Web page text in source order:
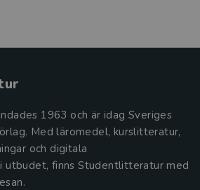
1963 och är idag Sveriges
Med läromedel, kurslitteratur,
och digitala
utbudet, finns Studentlitteratur med